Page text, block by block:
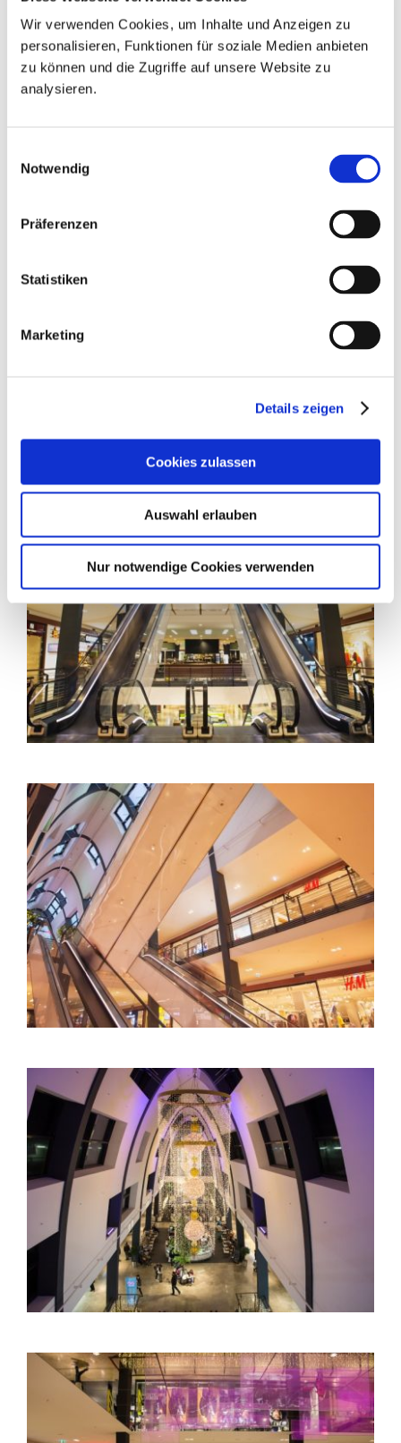
Wir verwenden Cookies, um Inhalte und Anzeigen zu
personalisieren, Funktionen für soziale Medien anbieten
zu können und die Zugriffe auf unsere Website zu
analysieren.
Notwendig
Präferenzen
Statistiken
Marketing
Details zeigen
Cookies zulassen
Auswahl erlauben
Nur notwendige Cookies verwenden
gemütlichen und markanten Ort zu
schaffen.